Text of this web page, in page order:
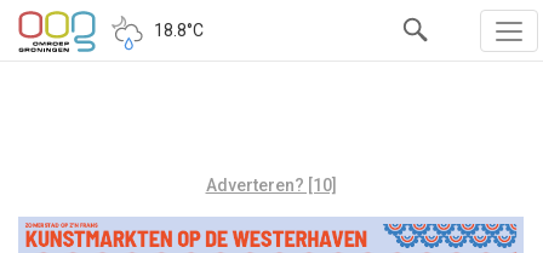
18.8°C
Adverteren? [10]